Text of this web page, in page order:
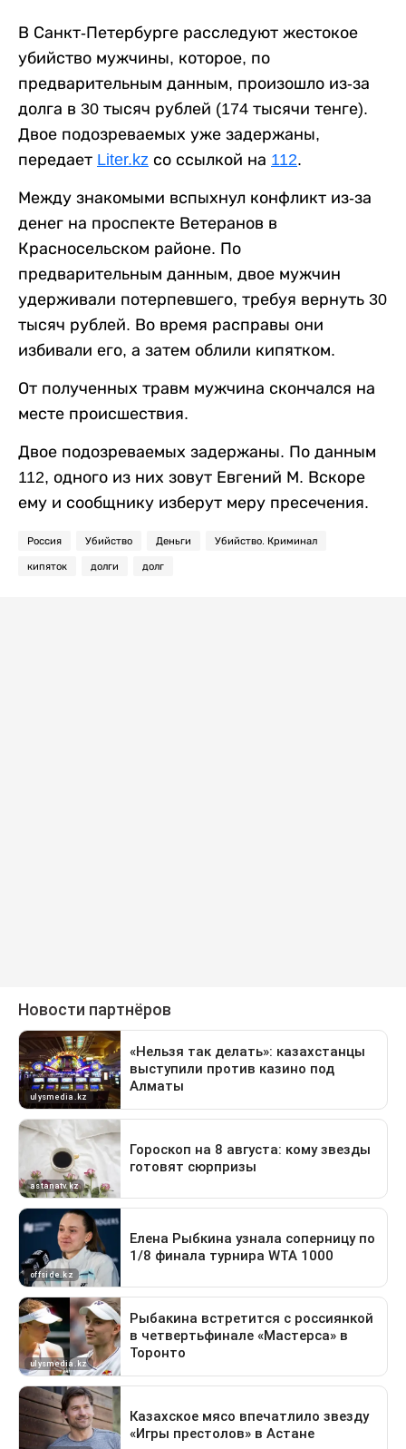
В Санкт-Петербурге расследуют жестокое
убийство мужчины, которое, по
предварительным данным, произошло из-за
долга в 30 тысяч рублей (174 тысячи тенге).
Двое подозреваемых уже задержаны,
передает Liter.kz со ссылкой на 112.
Между знакомыми вспыхнул конфликт из-за
денег на проспекте Ветеранов в
Красносельском районе. По
предварительным данным, двое мужчин
удерживали потерпевшего, требуя вернуть 30
тысяч рублей. Во время расправы они
избивали его, а затем облили кипятком.
От полученных травм мужчина скончался на
месте происшествия.
Двое подозреваемых задержаны. По данным
112, одного из них зовут Евгений М. Вскоре
ему и сообщнику изберут меру пресечения.
Россия Убийство Деньги Убийство. Криминал
кипяток долги долг